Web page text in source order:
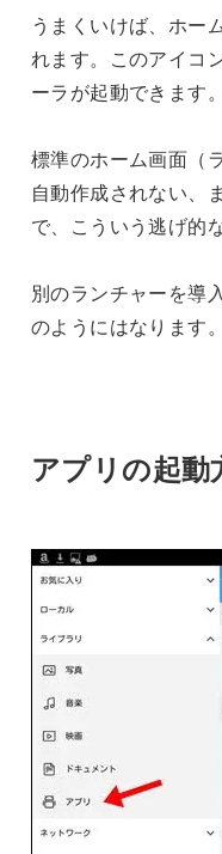
うまくいけば、ホー
れます。このアイコ
ーラが起動できます。
標準のホーム画面（
自動作成されない、
で、こういう逃げ的
別のランチャーを導
のようにはなります。
アプリの起動